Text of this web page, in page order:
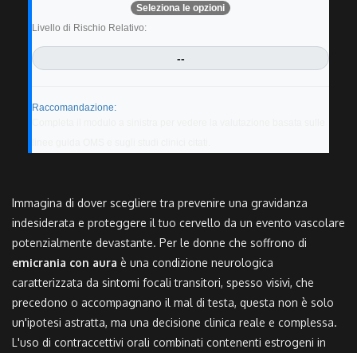
Seleziona le opzioni
Livello di Rischio Relativo:
--
Raccomandazione:
Immagina di dover scegliere tra prevenire una gravidanza
indesiderata e proteggere il tuo cervello da un evento vascolare
potenzialmente devastante. Per le donne che soffrono di
emicrania con aura è una condizione neurologica
caratterizzata da sintomi focali transitori, spesso visivi, che
precedono o accompagnano il mal di testa, questa non è solo
un'ipotesi astratta, ma una decisione clinica reale e complessa.
L'uso di contraccettivi orali combinati contenenti estrogeni in